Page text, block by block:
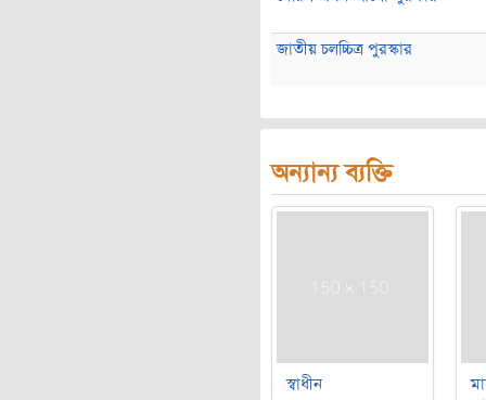
জাতীয় চলচ্চিত্র পুরস্কার
অন্যান্য ব্যক্তি
স্বাধীন